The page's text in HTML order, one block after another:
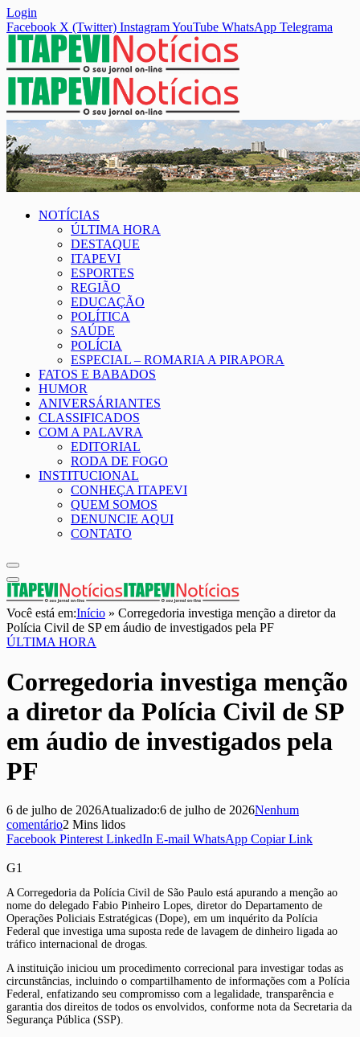
Login
Facebook X (Twitter) InstagramYouTube WhatsApp Telegrama
NOTÍCIAS
ÚLTIMA HORA
DESTAQUE
ITAPEVI
ESPORTES
REGIÃO
EDUCAÇÃO
POLÍTICA
SAÚDE
POLÍCIA
ESPECIAL – ROMARIA A PIRAPORA
FATOS E BABADOS
HUMOR
ANIVERSÁRIANTES
CLASSIFICADOS
COM A PALAVRA
EDITORIAL
RODA DE FOGO
INSTITUCIONAL
CONHEÇA ITAPEVI
QUEM SOMOS
DENUNCIE AQUI
CONTATO
Você está em:Início » Corregedoria investiga menção a diretor da
Polícia Civil de SP em áudio de investigados pela PF
ÚLTIMA HORA
Corregedoria investiga menção
a diretor da Polícia Civil de SP
em áudio de investigados pela
PF
6 de julho de 2026Atualizado:6 de julho de 2026Nenhum
comentário2 Mins lidos
Facebook Pinterest LinkedIn E-mail WhatsApp Copiar Link
G1
A Corregedoria da Polícia Civil de São Paulo está apurando a menção ao
nome do delegado Fabio Pinheiro Lopes, diretor do Departamento de
Operações Policiais Estratégicas (Dope), em um inquérito da Polícia
Federal que investiga uma suposta rede de lavagem de dinheiro ligada ao
tráfico internacional de drogas.
A instituição iniciou um procedimento correcional para investigar todas as
circunstâncias, incluindo o compartilhamento de informações com a Polícia
Federal, enfatizando seu compromisso com a legalidade, transparência e
garantia dos direitos de todos os envolvidos, conforme nota da Secretaria da
Segurança Pública (SSP).